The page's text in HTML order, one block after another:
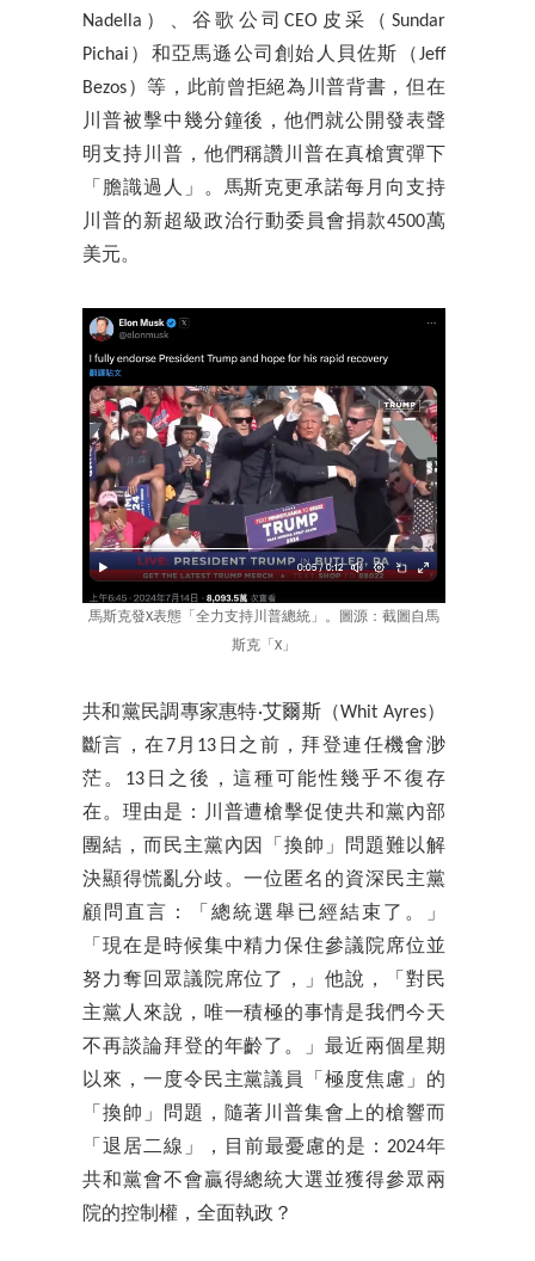
Nadella）、谷歌公司CEO皮采（Sundar
Pichai）和亞馬遜公司創始人貝佐斯（Jeff
Bezos）等，此前曾拒絕為川普背書，但在
川普被擊中幾分鐘後，他們就公開發表聲
明支持川普，他們稱讚川普在真槍實彈下
「膽識過人」。馬斯克更承諾每月向支持
川普的新超級政治行動委員會捐款4500萬
美元。
馬斯克發X表態「全力支持川普總統」。圖源：截圖自馬
斯克「X」
共和黨民調專家惠特·艾爾斯（Whit Ayres）
斷言，在7月13日之前，拜登連任機會渺
茫。13日之後，這種可能性幾乎不復存
在。理由是：川普遭槍擊促使共和黨內部
團結，而民主黨內因「換帥」問題難以解
決顯得慌亂分歧。一位匿名的資深民主黨
顧問直言：「總統選舉已經結束了。」
「現在是時候集中精力保住參議院席位並
努力奪回眾議院席位了，」他說，「對民
主黨人來說，唯一積極的事情是我們今天
不再談論拜登的年齡了。」最近兩個星期
以來，一度令民主黨議員「極度焦慮」的
「換帥」問題，隨著川普集會上的槍響而
「退居二線」，目前最憂慮的是：2024年
共和黨會不會贏得總統大選並獲得參眾兩
院的控制權，全面執政？